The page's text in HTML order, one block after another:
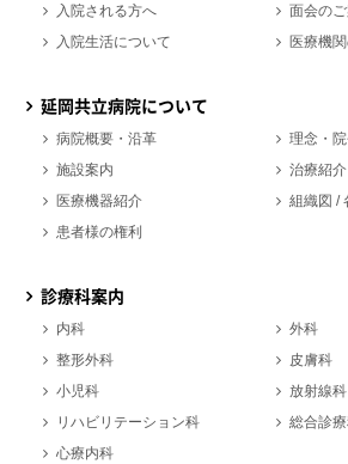
入院される方へ
面会の
入院生活について
医療機
延岡共立病院について
病院概要・沿革
理念・
施設案内
治療紹介
医療機器紹介
組織図 /
患者様の権利
診療科案内
内科
外科
整形外科
皮膚科
小児科
放射線科
リハビリテーション科
総合診
心療内科